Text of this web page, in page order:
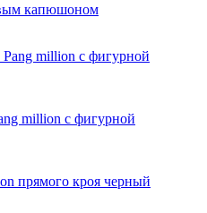
капюшоном
million с фигурной